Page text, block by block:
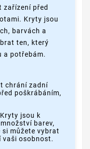
zařízení před
Kryty jsou
barvách a
ten, který
a potřebám.
chrání zadní
poškrábáním,
jsou k
barev,
můžete vybrat
vaši osobnost.